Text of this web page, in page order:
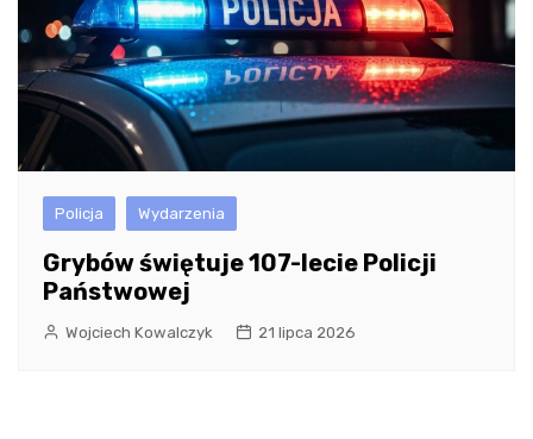
Policja Wydarzenia
Grybów świętuje 107-lecie Policji
Państwowej
Wojciech Kowalczyk 21 lipca 2026